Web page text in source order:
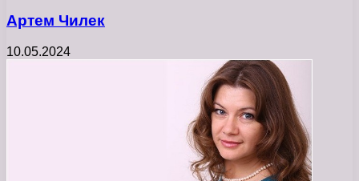
Артем Чилек
10.05.2024